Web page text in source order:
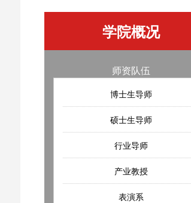
学院概况
师资队伍
博士生导师
硕士生导师
行业导师
产业教授
表演系